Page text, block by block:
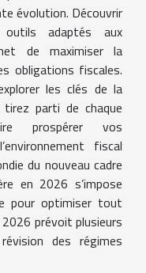
évolution. Découvrir
adaptés aux
de maximiser la
obligations fiscales.
les clés de la
parti de chaque
prospérer vos
fiscal
du nouveau cadre
en 2026 s’impose
pour optimiser tout
prévoit plusieurs
des régimes